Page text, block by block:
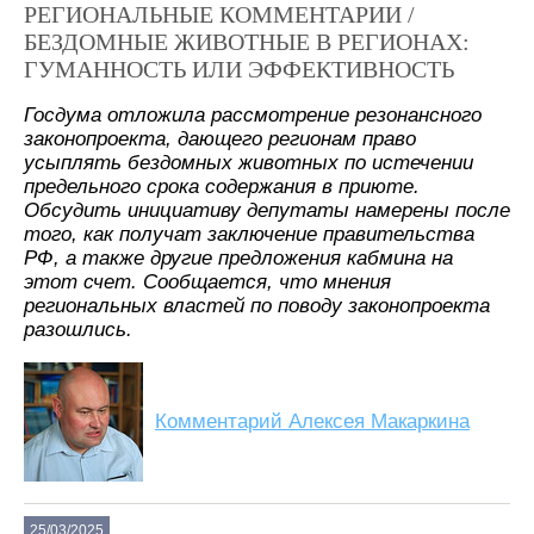
РЕГИОНАЛЬНЫЕ КОММЕНТАРИИ /
БЕЗДОМНЫЕ ЖИВОТНЫЕ В РЕГИОНАХ:
ГУМАННОСТЬ ИЛИ ЭФФЕКТИВНОСТЬ
Госдума отложила рассмотрение резонансного
законопроекта, дающего регионам право
усыплять бездомных животных по истечении
предельного срока содержания в приюте.
Обсудить инициативу депутаты намерены после
того, как получат заключение правительства
РФ, а также другие предложения кабмина на
этот счет. Сообщается, что мнения
региональных властей по поводу законопроекта
разошлись.
Комментарий Алексея Макаркина